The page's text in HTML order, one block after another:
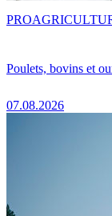
Poulets, bovins et
07.08.2026
PRO